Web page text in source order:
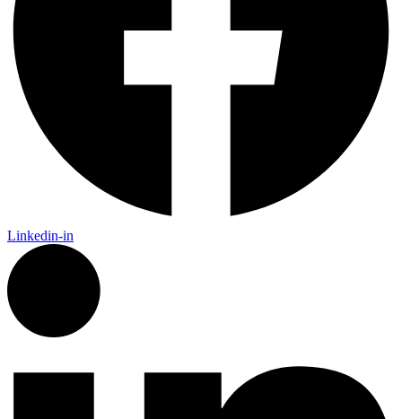
Linkedin-in